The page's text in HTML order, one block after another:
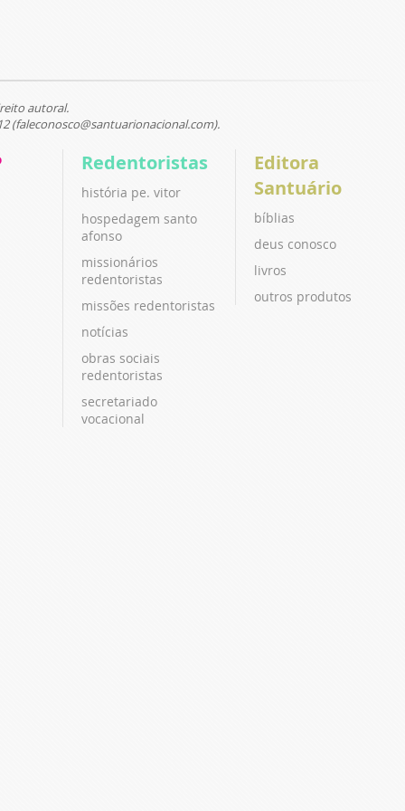
autoral.
(faleconosco@santuarionacional.com).
Redentoristas
história pe. vitor
hospedagem santo
afonso
missionários
redentoristas
missões redentoristas
notícias
obras sociais
redentoristas
secretariado
vocacional
Editora
Santuário
bíblias
deus conosco
livros
outros produtos